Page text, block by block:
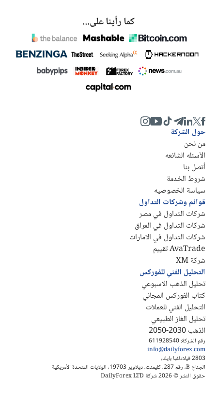
كما رأينا على...
رقم الشركة: 611928540
info@dailyforex.com
2803 فيلادلفيا بايك،
الجناح B، رقم 287، كليمنت، ديلاوير 19703، الولايات المتحدة الأمريكية
حقوق النشر © 2026 شركة DailyForex LTD
حول الشركة
من نحن
الأسئله الشائعه
أتصل بنا
شروط الخدمة
سياسة الخصوصيه
قوائم وشركات التداول
شركات التداول في مصر
شركات التداول في العراق
شركات التداول في الامارات
AvaTrade تقييم
شركة XM
التحليل الفني للفوركس
تحليل الذهب الاسبوعي
كتاب الفوركس المجاني
التحليل الفني للعملات
تحليل الغاز الطبيعي
الذهب 2030-2050